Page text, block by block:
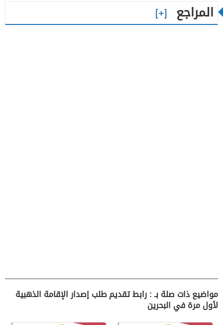
المراجع
مواضيع ذات صلة بـ : رابط تقديم طلب إصدار الإقامة الذهبية
لأول مرة في البحرين